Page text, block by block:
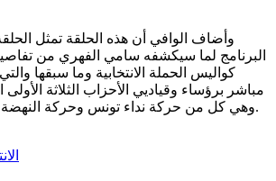
وأضاف الوافي أن هذه الحلقة تمثل
البرنامج لما سيكشفه سامي الفهري من
كواليس الحملة الانتخابية وما سبقها
مباشر برؤساء وقياديي الأحزاب الثلاثة الأولى
وهي كل من حركة نداء تونس وحركة النهضة والاتحاد الوطني الحرّ.